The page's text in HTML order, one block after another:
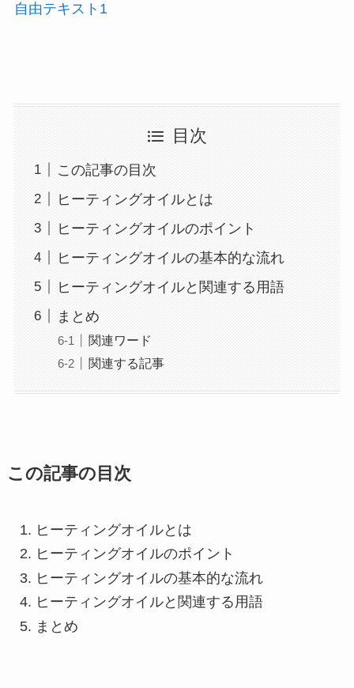
自由テキスト1
目次
この記事の目次
ヒーティングオイルとは
ヒーティングオイルのポイント
ヒーティングオイルの基本的な流れ
ヒーティングオイルと関連する用語
まとめ
関連ワード
関連する記事
この記事の目次
ヒーティングオイルとは
ヒーティングオイルのポイント
ヒーティングオイルの基本的な流れ
ヒーティングオイルと関連する用語
まとめ